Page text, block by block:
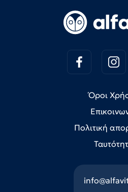
Όροι
Πολιτική